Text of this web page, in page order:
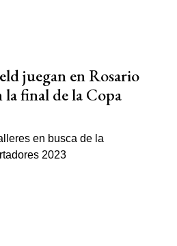
juegan en Rosario
final de la Copa